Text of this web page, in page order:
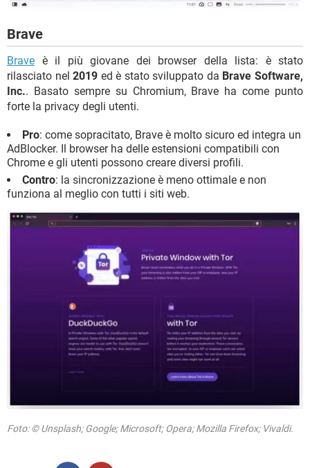
Brave
Brave è il più giovane dei browser della lista: è stato
rilasciato nel2019 ed è stato sviluppato da Brave Software,
Inc.. Basato sempre su Chromium, Brave ha come punto
forte la privacy degli utenti.
Pro: come sopracitato, Brave è molto sicuro ed integra un
AdBlocker. Il browser ha delle estensioni compatibili con
Chrome e gli utenti possono creare diversi profili.
Contro: la sincronizzazione è meno ottimale e non
funziona al meglio con tutti i siti web.
Foto: © Unsplash; Google; Microsoft; Opera; Mozilla Firefox; Vivaldi.